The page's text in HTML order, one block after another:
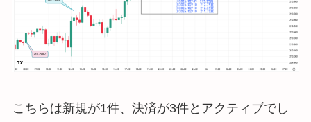
こちらは新規が1件、決済が3件とアクティブでし